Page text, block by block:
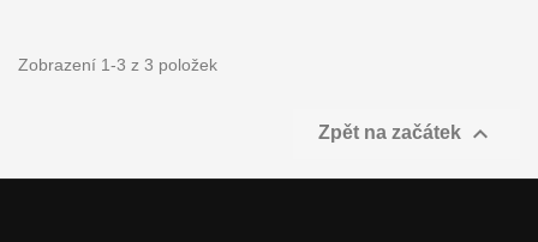
Zobrazení 1-3 z 3 položek
Zpět na začátek 